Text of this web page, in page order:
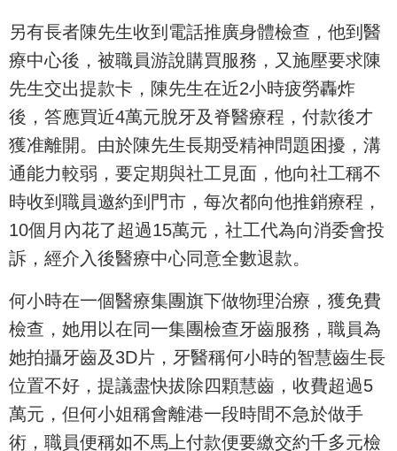
另有長者陳先生收到電話推廣身體檢查，他到醫
療中心後，被職員游說購買服務，又施壓要求陳
先生交出提款卡，陳先生在近2小時疲勞轟炸
後，答應買近4萬元脫牙及脊醫療程，付款後才
獲准離開。由於陳先生長期受精神問題困擾，溝
通能力較弱，要定期與社工見面，他向社工稱不
時收到職員邀約到門市，每次都向他推銷療程，
10個月內花了超過15萬元，社工代為向消委會投
訴，經介入後醫療中心同意全數退款。
何小時在一個醫療集團旗下做物理治療，獲免費
檢查，她用以在同一集團檢查牙齒服務，職員為
她拍攝牙齒及3D片，牙醫稱何小時的智慧齒生長
位置不好，提議盡快拔除四顆慧齒，收費超過5
萬元，但何小姐稱會離港一段時間不急於做手
術，職員便稱如不馬上付款便要繳交約千多元檢